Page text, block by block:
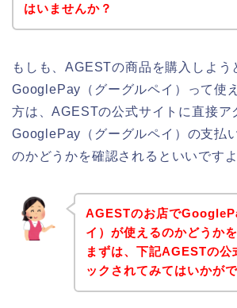
はいませんか？
もしも、AGESTの商品を購入しよう
GooglePay（グーグルペイ）って使
方は、AGESTの公式サイトに直接ア
GooglePay（グーグルペイ）の支払
のかどうかを確認されるといいです
AGESTのお店で
イ）が使えるのかどうか
まずは、下記AGESTの公
ックされてみてはいかが